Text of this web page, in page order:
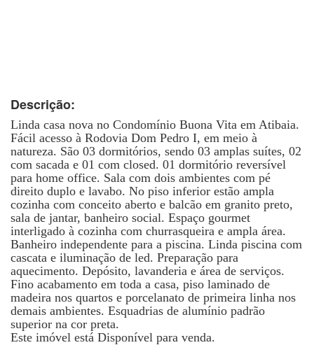
Descrição:
Linda casa nova no Condomínio Buona Vita em Atibaia.
Fácil acesso à Rodovia Dom Pedro I, em meio à
natureza. São 03 dormitórios, sendo 03 amplas suítes, 02
com sacada e 01 com closed. 01 dormitório reversível
para home office. Sala com dois ambientes com pé
direito duplo e lavabo. No piso inferior estão ampla
cozinha com conceito aberto e balcão em granito preto,
sala de jantar, banheiro social. Espaço gourmet
interligado à cozinha com churrasqueira e ampla área.
Banheiro independente para a piscina. Linda piscina com
cascata e iluminação de led. Preparação para
aquecimento. Depósito, lavanderia e área de serviços.
Fino acabamento em toda a casa, piso laminado de
madeira nos quartos e porcelanato de primeira linha nos
demais ambientes. Esquadrias de alumínio padrão
superior na cor preta.
Este imóvel está Disponível para venda.